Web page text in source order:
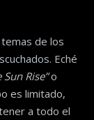
de los
Eché
Rise”o
es limitado,
a todo el